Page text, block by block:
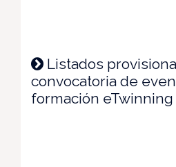
Listados
convocatoria de
formación eTwinning